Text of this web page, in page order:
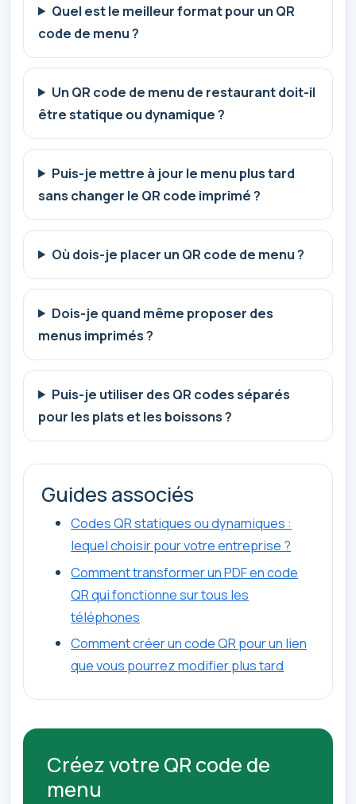
Quel est le meilleur format pour un QR
code de menu ?
Un QR code de menu de restaurant doit-il
être statique ou dynamique ?
Puis-je mettre à jour le menu plus tard
sans changer le QR code imprimé ?
Où dois-je placer un QR code de menu ?
Dois-je quand même proposer des
menus imprimés ?
Puis-je utiliser des QR codes séparés
pour les plats et les boissons ?
Guides associés
Codes QR statiques ou dynamiques :
lequel choisir pour votre entreprise ?
Comment transformer un PDF en code
QR qui fonctionne sur tous les
téléphones
Comment créer un code QR pour un lien
que vous pourrez modifier plus tard
Créez votre QR code de
menu